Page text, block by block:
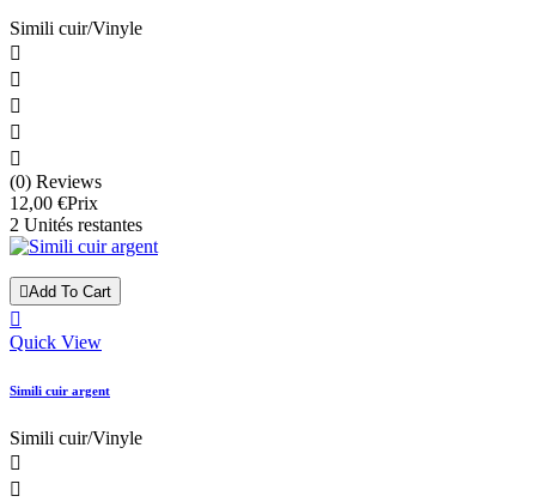
Simili cuir/Vinyle





(0) Reviews
12,00 €Prix
2 Unités restantes
Add To Cart

Quick View
Simili cuir argent
Simili cuir/Vinyle

